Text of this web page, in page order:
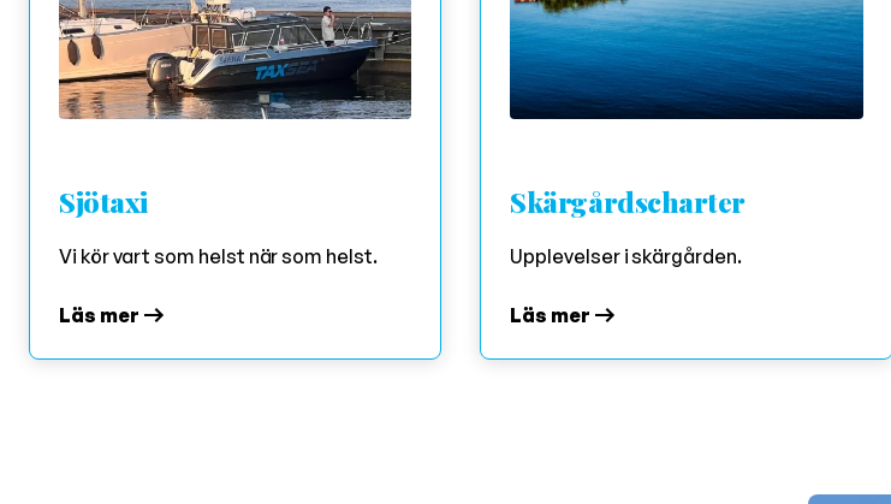
Sjötaxi
Vi kör vart som helst när som helst.
Läs mer
Skärgårdscharter
Upplevelser i skärgården.
Läs mer